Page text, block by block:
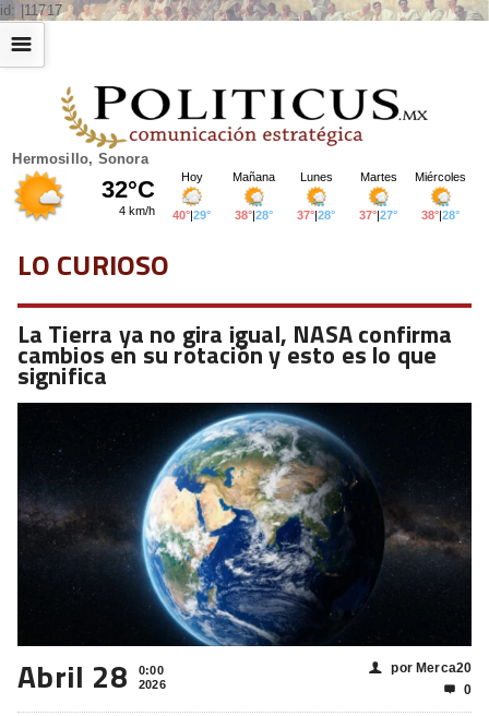
id: |11717
Hermosillo, Sonora
☰
LO CURIOSO
La Tierra ya no gira igual, NASA confirma
cambios en su rotación y esto es lo que
significa
Abril 28
0:00
2026
👤 por Merca20
 0